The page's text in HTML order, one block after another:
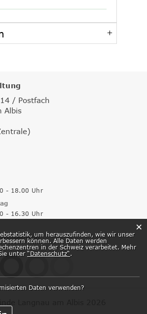
/ Postfach
Albis
- 18.00 Uhr
- 16.30 Uhr
um herauszufinden, wie wir unser
können. Alle Daten werden
in der Schweiz verarbeitet. Mehr
unter “Datenschutz“.
Daten verwenden?
×